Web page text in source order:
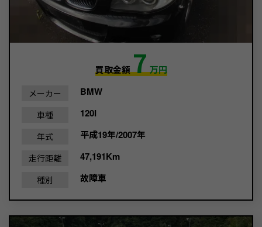
買取金額7万円
メーカー BMW
車種 120I
年式 平成19年/2007年
走行距離 47,191Km
種別 故障車